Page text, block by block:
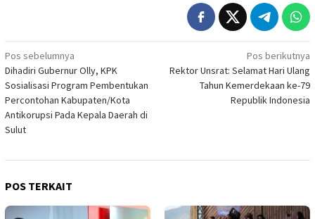
Navigasi
pos
Pos sebelumnya
Dihadiri Gubernur Olly, KPK
Sosialisasi Program Pembentukan
Percontohan Kabupaten/Kota
Antikorupsi Pada Kepala Daerah di
Sulut
Pos berikutnya
Rektor Unsrat: Selamat Hari Ulang
Tahun Kemerdekaan ke-79
Republik Indonesia
POS TERKAIT